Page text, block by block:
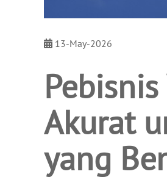
13-May-2026
Akurat
yang